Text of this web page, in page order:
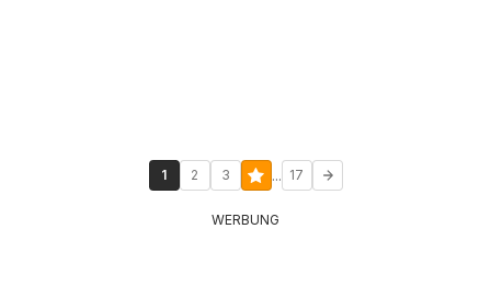
1 2 3 ... 17
WERBUNG